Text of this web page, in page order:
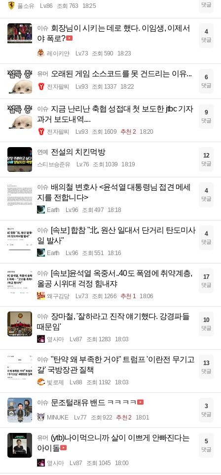
풀소유 Lv.86 조회 763 18:25 댓글
이슈 회장님이 시키는 데로 했다. 이임생, 이제서
야 폭로?
레이키얀 Lv.73 조회 590 18:23
4
댓글
유머 오래된 게임 소스코드를 못 건드리는 이유...
전자팔찌 Lv.93 조회 1337 18:22
6
댓글
이슈 지금 난리난 축협 성접대 첫 보도한 jtbc 기자
과거 보도내역....
전자팔찌 Lv.93 조회 1609 추천 2 18:20
9
댓글
연예 전설의 치킨먹방
스티브승준유 Lv.76 조회 1039 18:19
12
댓글
이슈 배의철 변호사 <윤석열 대통령님 접견 메세
지를 전합니다>
Earth Lv.96 조회 497 18:18
4
댓글
이슈 [속보] 합참 "北, 원산 일대서 단거리 탄도미사
일 발사"
Earth Lv.96 조회 551 18:16
4
댓글
이슈 [속보]윤석열 옥중서..40도 폭염에 취약계층,
올공 시위대 걱정 힘내쟈
왜구김당 Lv.73 조회 1266 추천 1 18:06
17
댓글
이슈 장마철, '잘하라고 진작 얘기했다. 강경파들
때문임'
옆사마 Lv.87 조회 1283 18:03
10
댓글
이슈 "탄약 왜 부족한 거야" 트럼프 '이란전 무기고
갈' 국방장관 질책
빛로제 Lv.88 조회 1192 18:03
13
댓글
이슈 문조털래유 밴드 ㅋㅋㅋㅋ
MINUKE Lv.77 조회 922 추천 2 18:01
3
댓글
유머 (ytb)나이먹으니까 살이 이쁘게 안빠진다는
아이돌
옆사마 Lv.87 조회 1045 18:00
5
댓글